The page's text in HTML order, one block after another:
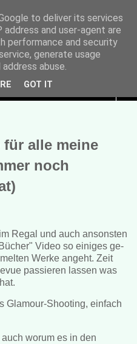
alle meine
noch
Regal und auch ansonsten
Video so einiges ge-
Werke angeht. Zeit
passieren lassen was
Glamour-Shooting, einfach
worum es in den
to deliver its services
and user-agent are
performance and security
generate usage
abuse.
GOT IT